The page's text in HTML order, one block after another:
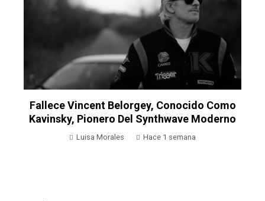
La Actriz Kaylee Hottle Deja Un Legado De
Autenticidad Y Representación Tras Su